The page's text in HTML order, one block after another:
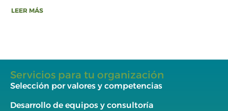
LEER MÁS
Servicios para tu organización
Selección por valores y competencias
Desarrollo de equipos y consultoría